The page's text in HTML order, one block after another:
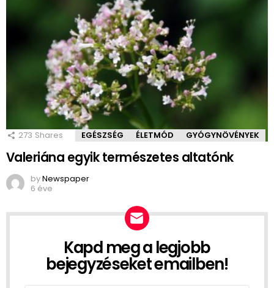
273 Shares EGÉSZSÉG ÉLETMÓD GYÓGYNÖVÉNYEK
Valeriána egyik természetes altatónk
byNewspaper
6 éve
NEWSLETTERKapd meg a legjobb
bejegyzéseket emailben!